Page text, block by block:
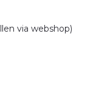
via webshop)